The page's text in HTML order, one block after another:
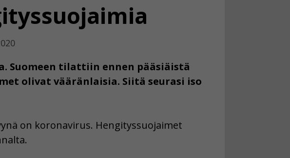
Suomeen tilattiin ennen pääsiäistä
olivat vääränlaisia. Siitä seurasi iso
on koronavirus. Hengityssuojaimet